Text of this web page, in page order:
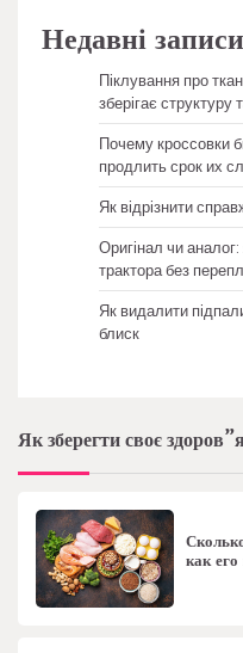
Недавні записи
Піклування про
зберігає структуру
Почему кроссовки
продлить срок их
Як відрізнити
Оригінал чи
трактора без
Як видалити
блиск
Як зберегти своє здоров”я
как